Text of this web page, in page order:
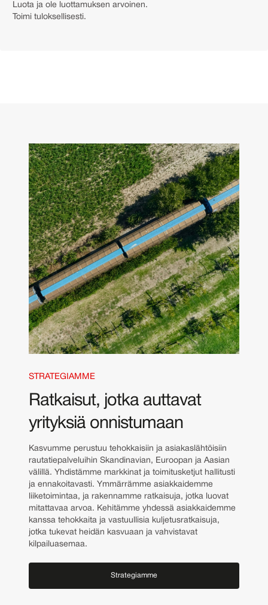
Luota ja ole luottamuksen arvoinen.
Toimi tuloksellisesti.
STRATEGIAMME
Ratkaisut, jotka auttavat
yrityksiä onnistumaan
Kasvumme perustuu tehokkaisiin ja asiakaslähtöisiin
rautatiepalveluihin Skandinavian, Euroopan ja Aasian
välillä. Yhdistämme markkinat ja toimitusketjut hallitusti
ja ennakoitavasti. Ymmärrämme asiakkaidemme
liiketoimintaa, ja rakennamme ratkaisuja, jotka luovat
mitattavaa arvoa. Kehitämme yhdessä asiakkaidemme
kanssa tehokkaita ja vastuullisia kuljetusratkaisuja,
jotka tukevat heidän kasvuaan ja vahvistavat
kilpailuasemaa.
Strategiamme